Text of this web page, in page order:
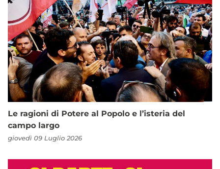
Le ragioni di Potere al Popolo e l’isteria del
campo largo
giovedì 09 Luglio 2026